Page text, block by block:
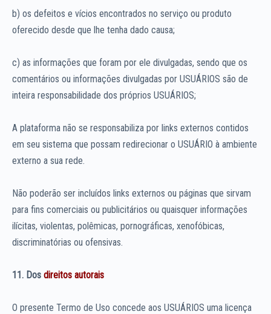
b) os defeitos e vícios encontrados no serviço ou produto
oferecido desde que lhe tenha dado causa;
c) as informações que foram por ele divulgadas, sendo que os
comentários ou informações divulgadas por USUÁRIOS são de
inteira responsabilidade dos próprios USUÁRIOS;
A plataforma não se responsabiliza por links externos contidos
em seu sistema que possam redirecionar o USUÁRIO à ambiente
externo a sua rede.
Não poderão ser incluídos links externos ou páginas que sirvam
para fins comerciais ou publicitários ou quaisquer informações
ilícitas, violentas, polêmicas, pornográficas, xenofóbicas,
discriminatórias ou ofensivas.
11. Dos direitos autorais
O presente Termo de Uso concede aos USUÁRIOS uma licença